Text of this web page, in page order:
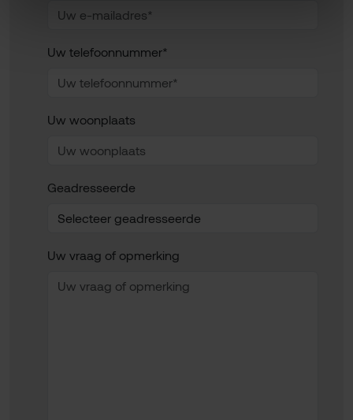
Uw telefoonnummer*
Uw woonplaats
Geadresseerde
Uw vraag of opmerking